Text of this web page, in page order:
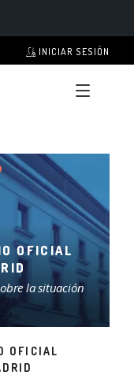
INICIAR SESIÓN
OFICIAL
la situación
OFICIAL